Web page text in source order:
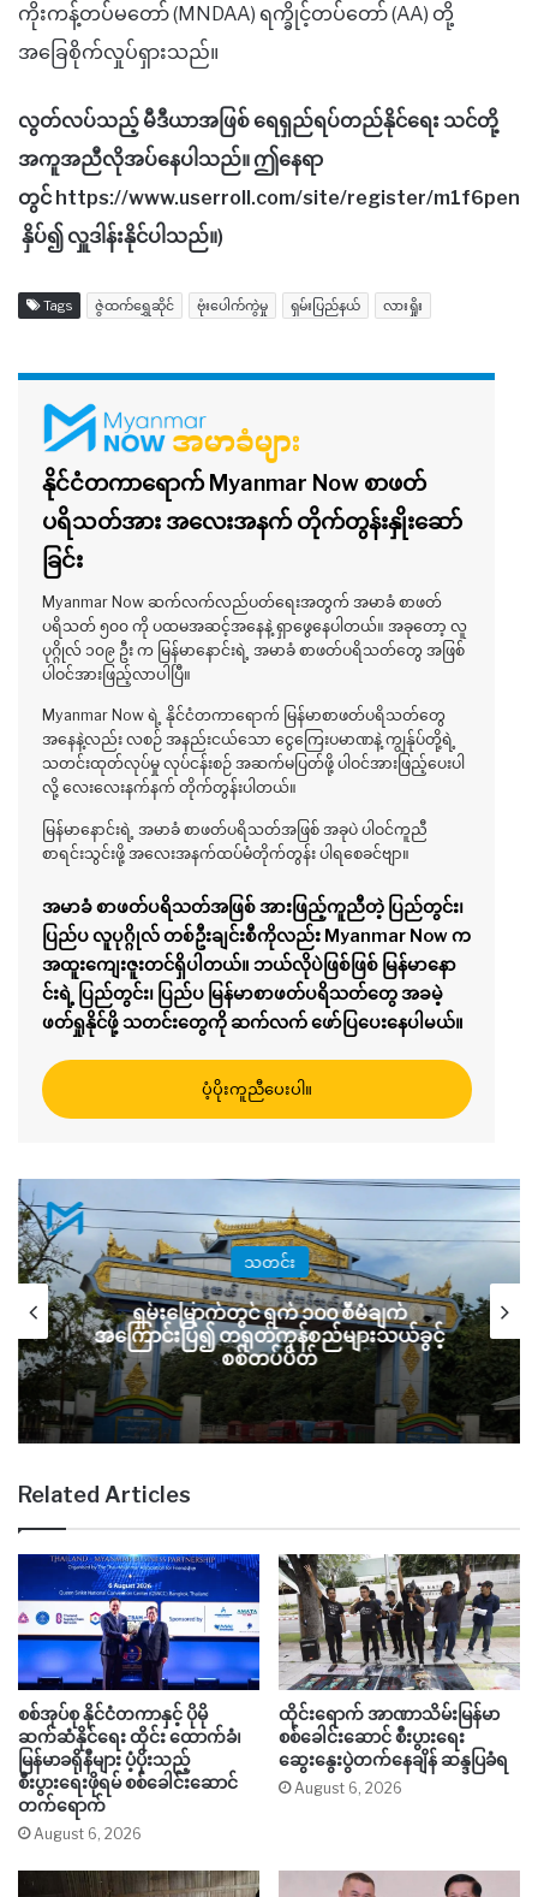
ကိုးကန့်တပ်မတော် (MNDAA) ရက္ခိုင့်တပ်တော် (AA) တို့
အခြေစိုက်လှုပ်ရှားသည်။
လွတ်လပ်သည့် မီဒီယာအဖြစ် ရေရှည်ရပ်တည်နိုင်ရေး သင်တို့
အကူအညီလိုအပ်နေပါသည်။ ဤနေရာ
တွင် https://www.userroll.com/site/register/m1f6pen
နှိပ်၍ လှူဒါန်းနိုင်ပါသည်။)
Tags ဇွဲထက်ရွှေဆိုင် ဗုံးပေါက်ကွဲမှု ရှမ်းပြည်နယ် လားရှိုး
နိုင်ငံတကာရောက် Myanmar Now စာဖတ်
ပရိသတ်အား အလေးအနက် တိုက်တွန်းနှိုးဆော်
ခြင်း
Myanmar Now ဆက်လက်လည်ပတ်ရေးအတွက် အမာခံ စာဖတ်
ပရိသတ် ၅၀၀ ကို ပထမအဆင့်အနေနဲ့ ရှာဖွေနေပါတယ်။ အခုတော့ လူ
ပုဂ္ဂိုလ် ၁၀၉ ဦး က မြန်မာနောင်းရဲ့ အမာခံ စာဖတ်ပရိသတ်တွေ အဖြစ်
ပါဝင်အားဖြည့်လာပါပြီ။
Myanmar Now ရဲ့ နိုင်ငံတကာရောက် မြန်မာစာဖတ်ပရိသတ်တွေ
အနေနဲ့လည်း လစဉ် အနည်းငယ်သော ငွေကြေးပမာဏနဲ့ ကျွန်ုပ်တို့ရဲ့
သတင်းထုတ်လုပ်မှု လုပ်ငန်းစဉ် အဆက်မပြတ်ဖို့ ပါဝင်အားဖြည့်ပေးပါ
လို့ လေးလေးနက်နက် တိုက်တွန်းပါတယ်။
မြန်မာနောင်းရဲ့ အမာခံ စာဖတ်ပရိသတ်အဖြစ် အခုပဲ ပါဝင်ကူညီ
စာရင်းသွင်းဖို့ အလေးအနက်ထပ်မံတိုက်တွန်း ပါရစေခင်ဗျာ။
အမာခံ စာဖတ်ပရိသတ်အဖြစ် အားဖြည့်ကူညီတဲ့ ပြည်တွင်း၊
ပြည်ပ လူပုဂ္ဂိုလ် တစ်ဦးချင်းစီကိုလည်း Myanmar Now က
အထူးကျေးဇူးတင်ရှိပါတယ်။ ဘယ်လိုပဲဖြစ်ဖြစ် မြန်မာနော
င်းရဲ့ ပြည်တွင်း၊ ပြည်ပ မြန်မာစာဖတ်ပရိသတ်တွေ အခမဲ့
ဖတ်ရှုနိုင်ဖို့ သတင်းတွေကို ဆက်လက် ဖော်ပြပေးနေပါမယ်။
ပံ့ပိုးကူညီပေးပါ။
သတင်း
ရှမ်းမြောက်တွင် ရက် ၁၀၀ စီမံချက်
အကြောင်းပြ၍ တရုတ်ကုန်စည်များသယ်ခွင့်
စစ်တပ်ပိတ်
Related Articles
စစ်အုပ်စု နိုင်ငံတကာနှင့် ပိုမို
ဆက်ဆံနိုင်ရေး ထိုင်း ထောက်ခံ၊
မြန်မာခရိုနီများ ပံ့ပိုးသည့်
စီးပွားရေးဖိုရမ် စစ်ခေါင်းဆောင်
တက်ရောက်
August 6, 2026
ထိုင်းရောက် အာဏာသိမ်းမြန်မာ
စစ်ခေါင်းဆောင် စီးပွားရေး
ဆွေးနွေးပွဲတက်နေချိန် ဆန္ဒပြခံရ
August 6, 2026